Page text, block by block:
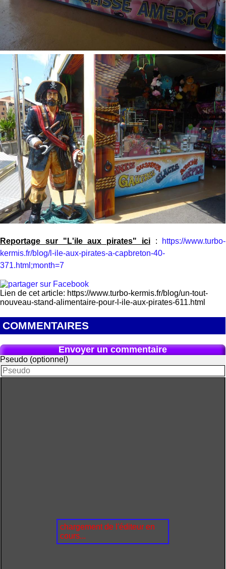
Reportage sur "L'ile aux pirates" ici: https://www.turbo-
kermis.fr/blog/l-ile-aux-pirates-a-capbreton-40-
371.html;month=7
Lien de cet article: https://www.turbo-kermis.fr/blog/un-tout-
nouveau-stand-alimentaire-pour-l-ile-aux-pirates-611.html
COMMENTAIRES
Envoyer un commentaire
Pseudo (optionnel)
chargement de l'éditeur en
cours...